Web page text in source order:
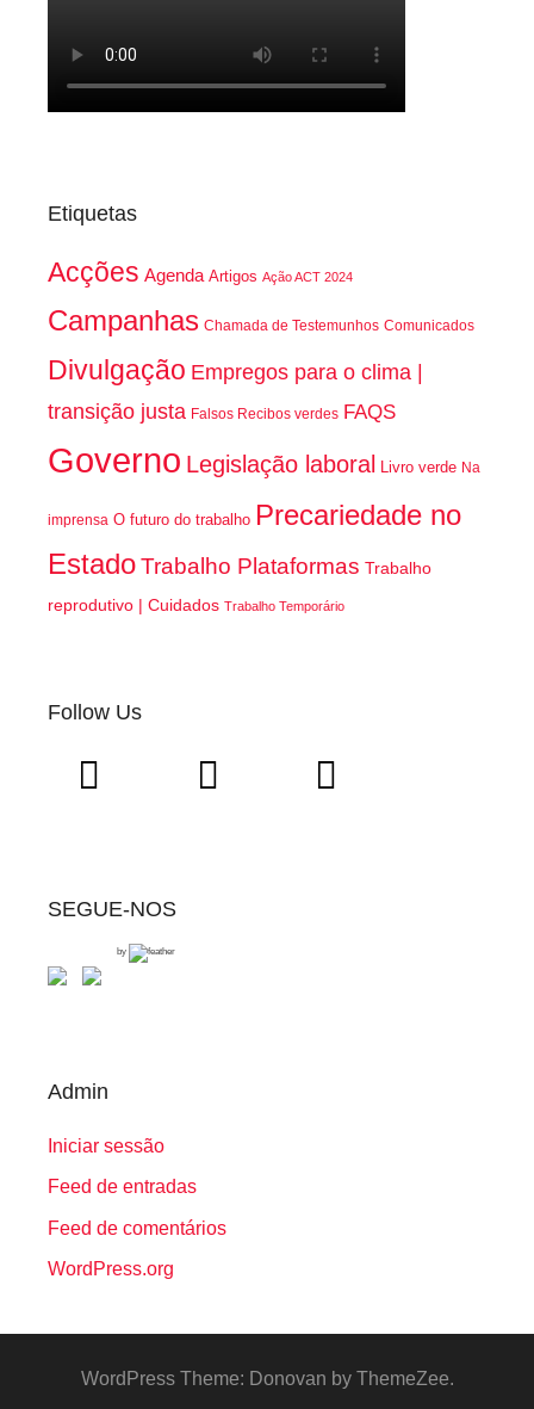
Etiquetas
Acções Agenda Artigos Ação ACT 2024
Campanhas Chamada de Testemunhos Comunicados
Divulgação Empregos para o clima |
transição justa Falsos Recibos verdes FAQS
Governo Legislação laboral Livro verde Na
imprensa O futuro do trabalho Precariedade no
EstadoTrabalho Plataformas Trabalho
reprodutivo | Cuidados Trabalho Temporário
Follow Us
SEGUE-NOS
by
Admin
Iniciar sessão
Feed de entradas
Feed de comentários
WordPress.org
WordPress Theme: Donovan by ThemeZee.